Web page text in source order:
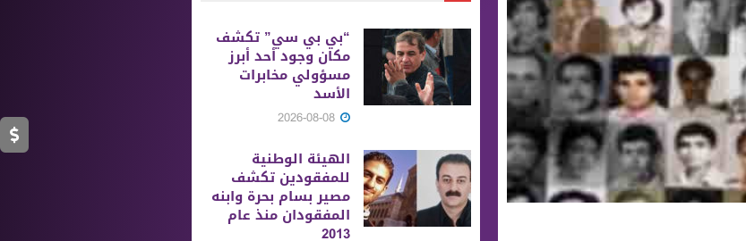
“بي بي سي” تكشف
مكان وجود أحد أبرز
مسؤولي مخابرات
الأسد
الهيئة الوطنية
للمفقودين تكشف
مصير بسام بحرة وابنه
المفقودان منذ عام
2013